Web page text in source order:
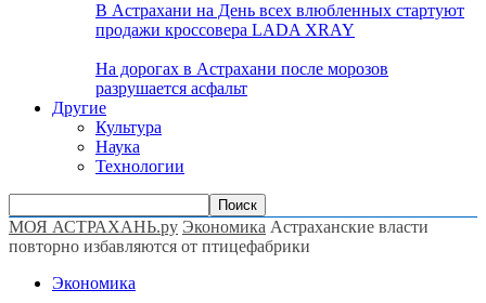
В Астрахани на День всех влюбленных стартуют
продажи кроссовера LADA XRAY
На дорогах в Астрахани после морозов
разрушается асфальт
Другие
Культура
Наука
Технологии
МОЯ АСТРАХАНЬ.ру Экономика Астраханские власти
повторно избавляются от птицефабрики
Экономика